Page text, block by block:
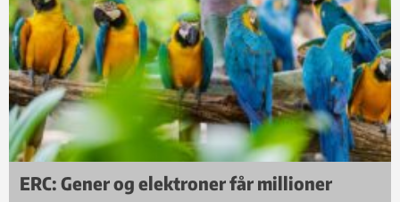
ERC: Gener og elektroner får millioner